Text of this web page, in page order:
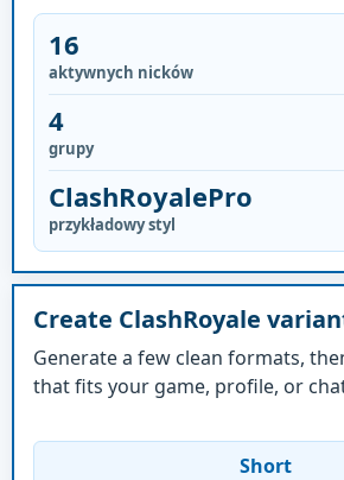
16
aktywnych nicków
4
grupy
ClashRoyalePro
przykładowy styl
Create ClashRoyale
Generate a few clean formats,
that fits your game, profile, or
Short